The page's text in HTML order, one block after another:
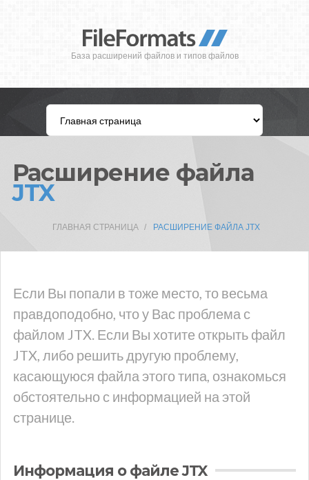
База расширений файлов и типов файлов
Расширение файла
JTX
ГЛАВНАЯ СТРАНИЦА РАСШИРЕНИЕ ФАЙЛА JTX
Если Вы попали в тоже место, то весьма
правдоподобно, что у Вас проблема с
файлом JTX. Если Вы хотите открыть файл
JTX, либо решить другую проблему,
касающуюся файла этого типа, ознакомься
обстоятельно с информацией на этой
странице.
Информация о файле JTX